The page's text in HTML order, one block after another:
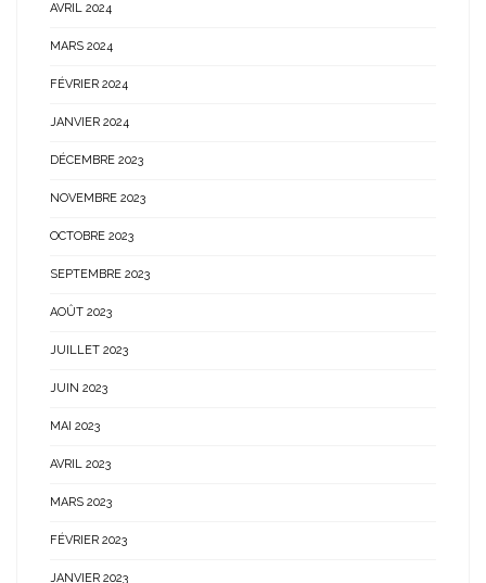
AVRIL 2024
MARS 2024
FÉVRIER 2024
JANVIER 2024
DÉCEMBRE 2023
NOVEMBRE 2023
OCTOBRE 2023
SEPTEMBRE 2023
AOÛT 2023
JUILLET 2023
JUIN 2023
MAI 2023
AVRIL 2023
MARS 2023
FÉVRIER 2023
JANVIER 2023